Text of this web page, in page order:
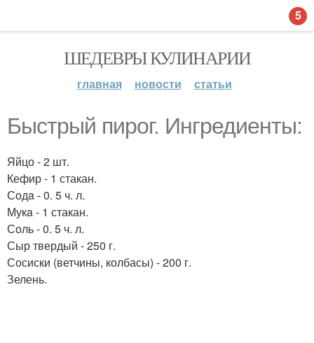
ШЕДЕВРЫ КУЛИНАРИИ
главная новости статьи
Быстрый пирог. Ингредиенты:
Яйцо - 2 шт.
Кефир - 1 стакан.
Содa - 0. 5 ч. л.
Мукa - 1 стакан.
Соль - 0. 5 ч. л.
Сыр твердый - 250 г.
Сосиски (ветчины, колбасы) - 200 г.
Зелень.
5